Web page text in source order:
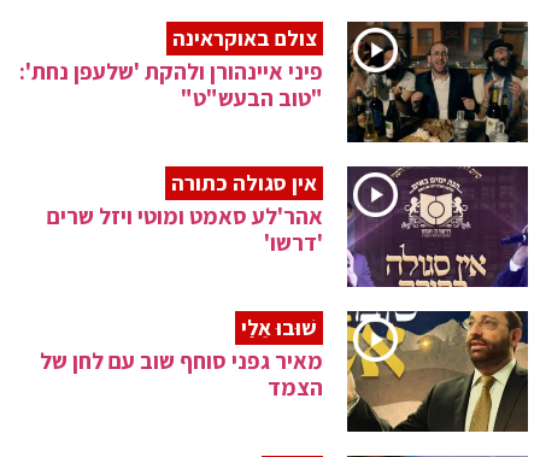
צולם באוקראינה
פיני איינהורן ולהקת 'שלעפן נחת':
"טוב הבעש"ט"
אין סגולה כתורה
אהר'לע סאמט ומוטי ויזל שרים
'דרשו'
שׁוּבוּ אֵלַי
מאיר גפני סוחף שוב עם לחן של
הצמד